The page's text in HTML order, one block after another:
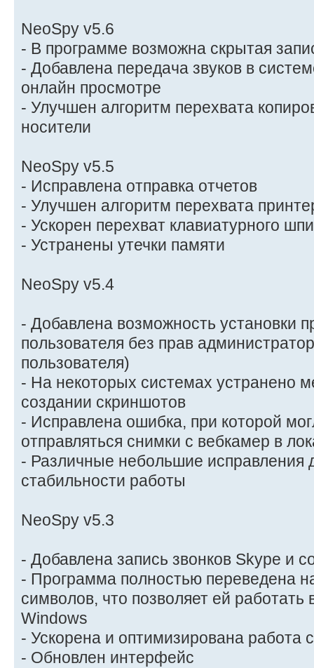
NeoSpy v5.6
- В программе возможна скрытая
- Добавлена передача звуков в
онлайн просмотре
- Улучшен алгоритм перехвата
носители
NeoSpy v5.5
- Исправлена отправка отчетов
- Улучшен алгоритм перехвата
- Ускорен перехват клавиатурного
- Устранены утечки памяти
NeoSpy v5.4
- Добавлена возможность установки
пользователя без прав
пользователя)
- На некоторых системах устранено
создании скриншотов
- Исправлена ошибка, при которой
отправляться снимки с вебкамер в
- Различные небольшие исправления
стабильности работы
NeoSpy v5.3
- Добавлена запись звонков Skype и
- Программа полностью переведена
символов, что позволяет ей
Windows
- Ускорена и оптимизирована работа
- Обновлен интерфейс